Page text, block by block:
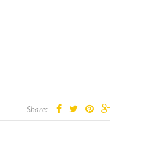
Share: